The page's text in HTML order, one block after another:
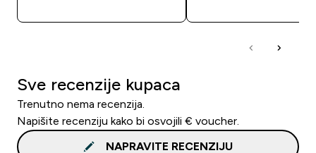
Sve recenzije kupaca
Trenutno nema recenzija.
Napišite recenziju kako bi osvojili € voucher.
NAPRAVITE RECENZIJU